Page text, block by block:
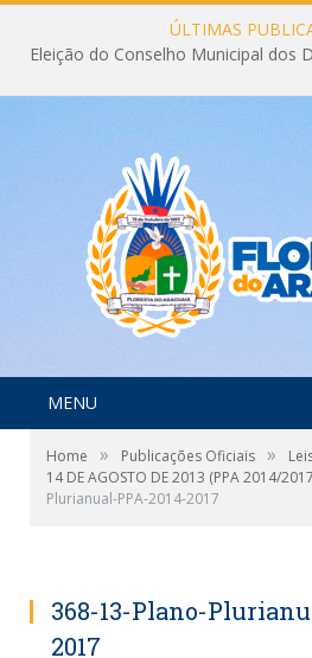
ÚLTIMAS
MENU
Home » Publicações Oficiais »
14 DE AGOSTO DE 2013 (PPA 2014/
Plurianual-PPA-2014-2017
368-13-Plano-
2017